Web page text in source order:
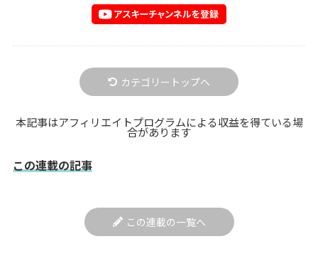
カテゴリートップへ
本記事はアフィリエイトプログラムによる収益を得ている場
合があります
この連載の記事
この連載の一覧へ